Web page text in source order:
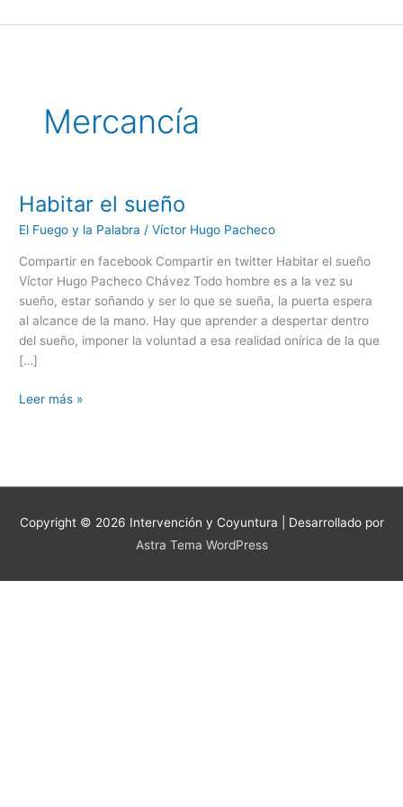
al
Mercancía
Habitar el sueño
El Fuego y la Palabra /Víctor Hugo Pacheco
Compartir en facebook Compartir en twitter Habitar el sueño
Víctor Hugo Pacheco Chávez Todo hombre es a la vez su
sueño, estar soñando y ser lo que se sueña, la puerta espera
al alcance de la mano. Hay que aprender a despertar dentro
del sueño, imponer la voluntad a esa realidad onírica de la que
[…]
Habitar
sueño
Leer más »
Copyright © 2026 Intervención y Coyuntura | Desarrollado por
Astra Tema WordPress